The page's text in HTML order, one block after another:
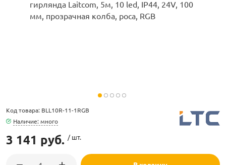
LED
Код товара: BLL10R-11-1RGB
Наличие: много
3 141 руб. / шт.